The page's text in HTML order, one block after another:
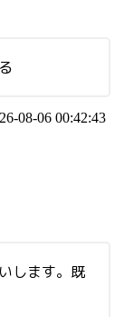
08-06 00:42:43
します。既